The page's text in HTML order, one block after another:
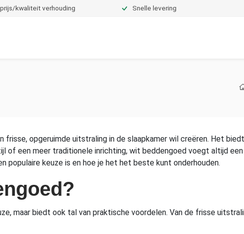
kwaliteit verhouding Snelle levering
frisse, opgeruimde uitstraling in de slaapkamer wil creëren. Het
of een meer traditionele inrichting, wit beddengoed voegt altijd
populaire keuze is en hoe je het het beste kunt onderhouden.
maar biedt ook tal van praktische voordelen. Van de frisse